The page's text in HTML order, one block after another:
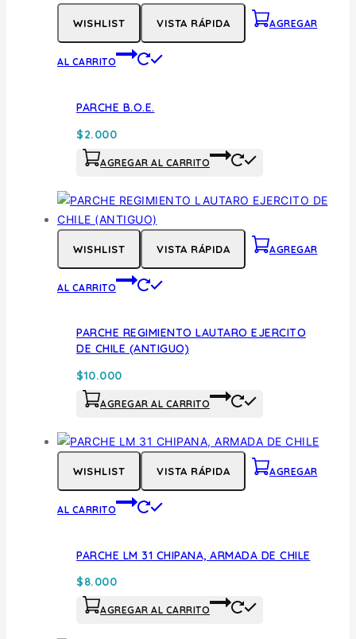
WISHLIST VISTA RÁPIDA AGREGAR
AL CARRITO
PARCHE B.O.E.
$2.000
AGREGAR AL CARRITO
WISHLIST VISTA RÁPIDA AGREGAR
AL CARRITO
PARCHE REGIMIENTO LAUTARO EJERCITO
DE CHILE (ANTIGUO)
$10.000
AGREGAR AL CARRITO
WISHLIST VISTA RÁPIDA AGREGAR
AL CARRITO
PARCHE LM 31 CHIPANA, ARMADA DE CHILE
$8.000
AGREGAR AL CARRITO